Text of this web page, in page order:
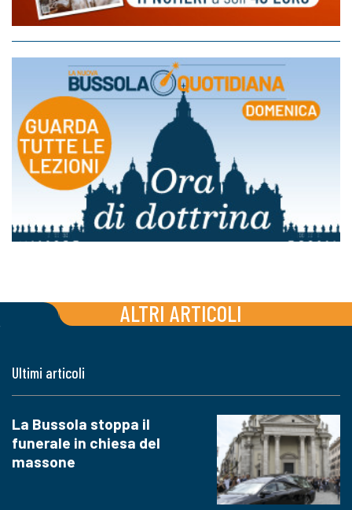
ALTRI ARTICOLI
Ultimi articoli
La Bussola stoppa il
funerale in chiesa del
massone